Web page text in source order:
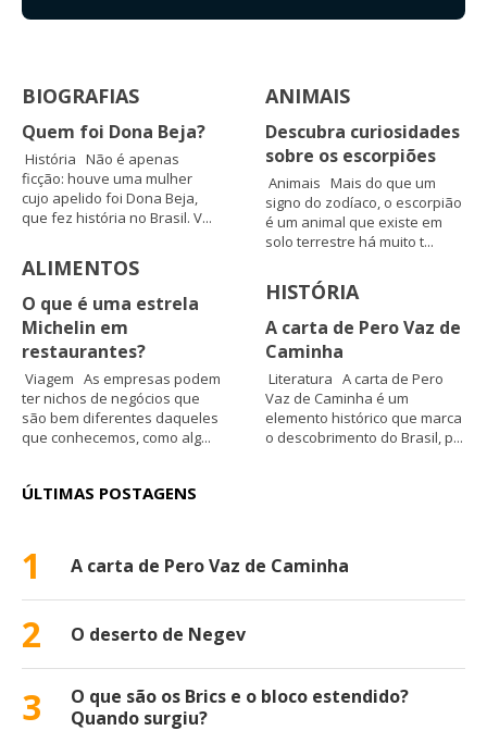
BIOGRAFIAS
Quem foi Dona Beja?
História Não é apenas
ficção: houve uma mulher
cujo apelido foi Dona Beja,
que fez história no Brasil. V...
ALIMENTOS
O que é uma estrela
Michelin em
restaurantes?
Viagem As empresas podem
ter nichos de negócios que
são bem diferentes daqueles
que conhecemos, como alg...
ANIMAIS
Descubra curiosidades
sobre os escorpiões
Animais Mais do que um
signo do zodíaco, o escorpião
é um animal que existe em
solo terrestre há muito t...
HISTÓRIA
A carta de Pero Vaz de
Caminha
Literatura A carta de Pero
Vaz de Caminha é um
elemento histórico que marca
o descobrimento do Brasil, p...
ÚLTIMAS POSTAGENS
1 A carta de Pero Vaz de Caminha
2 O deserto de Negev
3
O que são os Brics e o bloco estendido?
Quando surgiu?